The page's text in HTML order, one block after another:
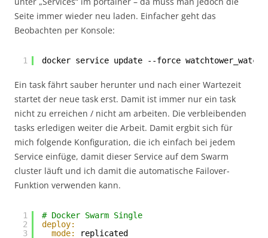
Seite immer wieder neu laden. Einfacher geht das
Beobachten per Konsole:
1 docker service update --force
Ein task fährt sauber herunter und nach einer Wartezeit
startet der neue task erst. Damit ist immer nur ein task
nicht zu erreichen / nicht am arbeiten. Die verbleibenden
tasks erledigen weiter die Arbeit. Damit ergbit sich für
mich folgende Konfiguration, die ich einfach bei jedem
Service einfüge, damit dieser Service auf dem Swarm
cluster läuft und ich damit die automatische Failover-
Funktion verwenden kann.
1
2
3
# Docker Swarm Single
deploy:
mode:
replicated